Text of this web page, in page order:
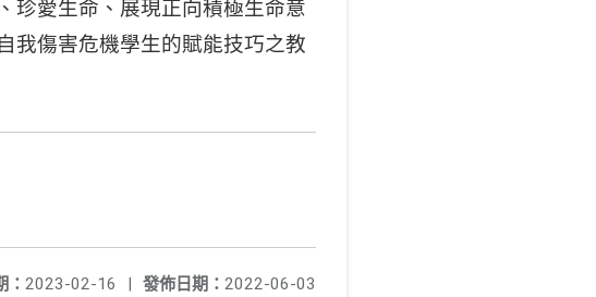
珍愛生命、展現正向積極生命意
我傷害危機學生的賦能技巧之教
發佈日期： 2022-06-03
： 2023-02-16 |